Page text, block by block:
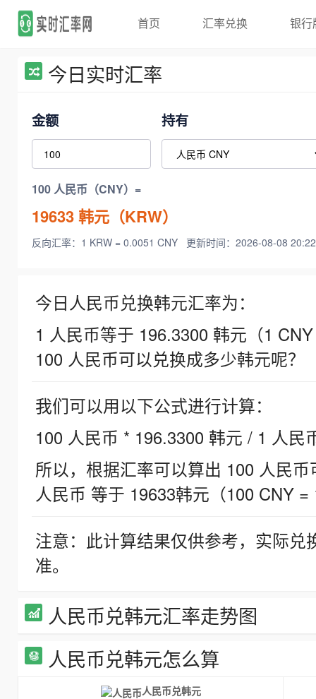
首页 汇率兑换 银行
今日实时汇率
金额 持有
100 人民币（CNY）=
19633韩元（KRW）
反向汇率：1 KRW = 0.0051 CNY 更新时间：2026-08-08
今日人民币兑换韩元汇率为：
1 人民币等于 196.3300 韩元（1
100 人民币可以兑换成多少韩元呢？
我们可以用以下公式进行计算：
100 人民币 * 196.3300 韩元 / 1 人民
所以，根据汇率可以算出 100 人民
人民币 等于 19633韩元（100 CNY =
注意：此计算结果仅供参考，实际
准。
人民币兑韩元汇率走势图
人民币兑韩元怎么算
人民币兑韩元